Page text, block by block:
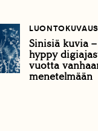
LUONTOKUVAUS
Sinisiä kuvia
hyppy
vuotta
menetelmään